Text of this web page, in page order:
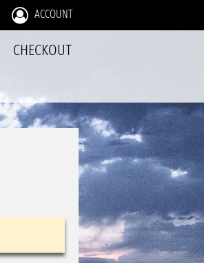
ACCOUNT
CHECKOUT